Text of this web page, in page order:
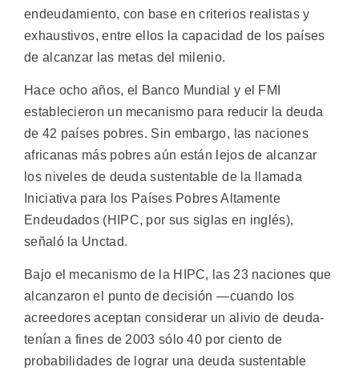
endeudamiento, con base en criterios realistas y
exhaustivos, entre ellos la capacidad de los países
de alcanzar las metas del milenio.
Hace ocho años, el Banco Mundial y el FMI
establecieron un mecanismo para reducir la deuda
de 42 países pobres. Sin embargo, las naciones
africanas más pobres aún están lejos de alcanzar
los niveles de deuda sustentable de la llamada
Iniciativa para los Países Pobres Altamente
Endeudados (HIPC, por sus siglas en inglés),
señaló la Unctad.
Bajo el mecanismo de la HIPC, las 23 naciones que
alcanzaron el punto de decisión —cuando los
acreedores aceptan considerar un alivio de deuda-
tenían a fines de 2003 sólo 40 por ciento de
probabilidades de lograr una deuda sustentable